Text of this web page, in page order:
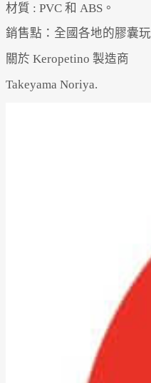
材質 : PVC 和 ABS。
銷售點：全國各地的膠囊
關於 Keropetino 製造商
Takeyama Noriya.